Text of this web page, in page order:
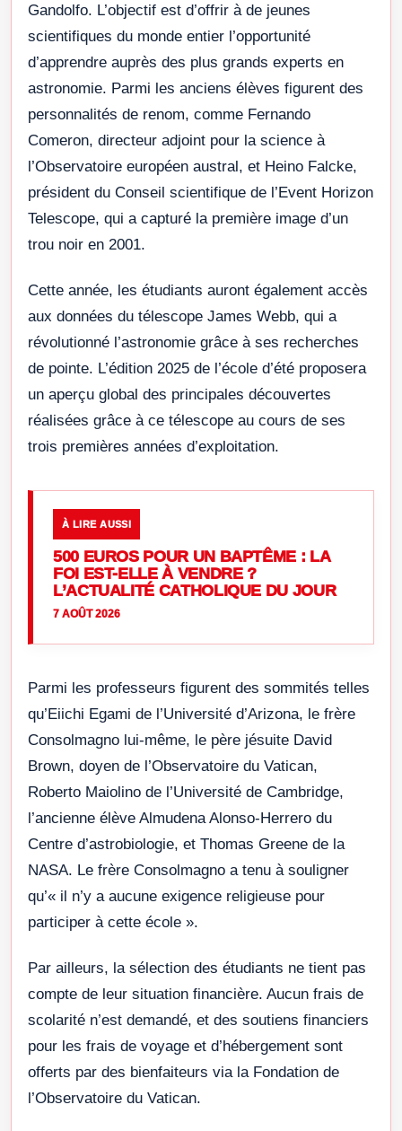
Gandolfo. L’objectif est d’offrir à de jeunes
scientifiques du monde entier l’opportunité
d’apprendre auprès des plus grands experts en
astronomie. Parmi les anciens élèves figurent des
personnalités de renom, comme Fernando
Comeron, directeur adjoint pour la science à
l’Observatoire européen austral, et Heino Falcke,
président du Conseil scientifique de l’Event Horizon
Telescope, qui a capturé la première image d’un
trou noir en 2001.
Cette année, les étudiants auront également accès
aux données du télescope James Webb, qui a
révolutionné l’astronomie grâce à ses recherches
de pointe. L’édition 2025 de l’école d’été proposera
un aperçu global des principales découvertes
réalisées grâce à ce télescope au cours de ses
trois premières années d’exploitation.
À LIRE AUSSI
500 EUROS POUR UN BAPTÊME : LA
FOI EST-ELLE À VENDRE ?
L’ACTUALITÉ CATHOLIQUE DU JOUR
7 AOÛT 2026
Parmi les professeurs figurent des sommités telles
qu’Eiichi Egami de l’Université d’Arizona, le frère
Consolmagno lui-même, le père jésuite David
Brown, doyen de l’Observatoire du Vatican,
Roberto Maiolino de l’Université de Cambridge,
l’ancienne élève Almudena Alonso-Herrero du
Centre d’astrobiologie, et Thomas Greene de la
NASA. Le frère Consolmagno a tenu à souligner
qu’« il n’y a aucune exigence religieuse pour
participer à cette école ».
Par ailleurs, la sélection des étudiants ne tient pas
compte de leur situation financière. Aucun frais de
scolarité n’est demandé, et des soutiens financiers
pour les frais de voyage et d’hébergement sont
offerts par des bienfaiteurs via la Fondation de
l’Observatoire du Vatican.